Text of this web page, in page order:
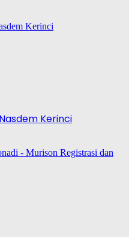
Kerinci